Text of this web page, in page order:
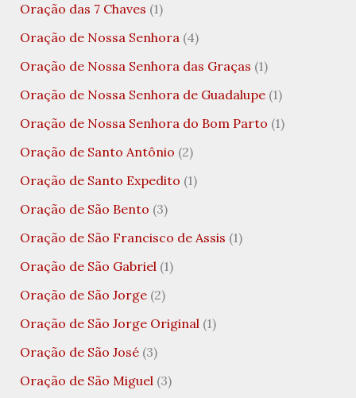
Oração das 7 Chaves (1)
Oração de Nossa Senhora(4)
Oração de Nossa Senhora das Graças (1)
Oração de Nossa Senhora de Guadalupe(1)
Oração de Nossa Senhora do Bom Parto (1)
Oração de Santo Antônio (2)
Oração de Santo Expedito (1)
Oração de São Bento (3)
Oração de São Francisco de Assis (1)
Oração de São Gabriel(1)
Oração de São Jorge(2)
Oração de São Jorge Original(1)
Oração de São José(3)
Oração de São Miguel(3)